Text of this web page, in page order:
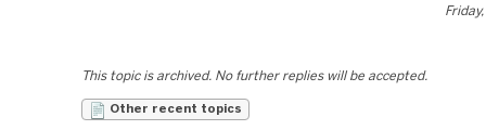
This topic is archived. No further replies will be accepted.
Other recent topics